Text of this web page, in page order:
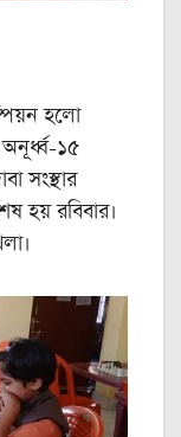
হলো
‌১৫
সংস্থার
হয় রবিবার।